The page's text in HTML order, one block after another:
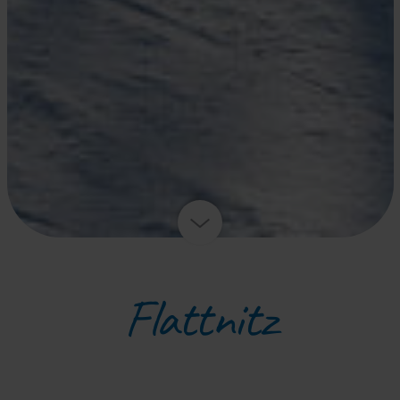
Flattnitz